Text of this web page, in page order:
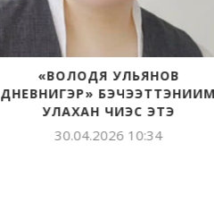
«ВОЛОДЯ УЛЬЯНОВ
ДНЕВНИГЭР»
УЛАХАН ЧИЭС ЭТЭ
30.04.2026 10:34